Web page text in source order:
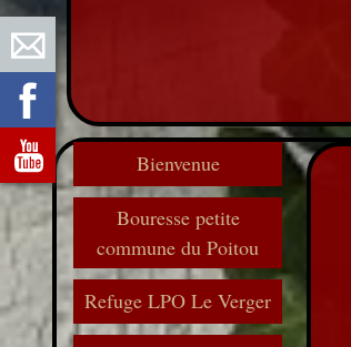
Bienvenue
Bouresse petite
commune du Poitou
Refuge LPO Le Verger